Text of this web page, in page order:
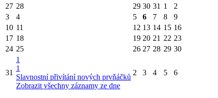
27 28 29 30 31 1
2
3
4 5 6 7 8
9
10 11 12 13 14 15 16
17 18 19 20 21 22 23
24 25 26 27 28 29 30
31
1
1
Slavnostní přivítání nových prvňáčků
Zobrazit všechny záznamy ze dne
2 3 4 5 6